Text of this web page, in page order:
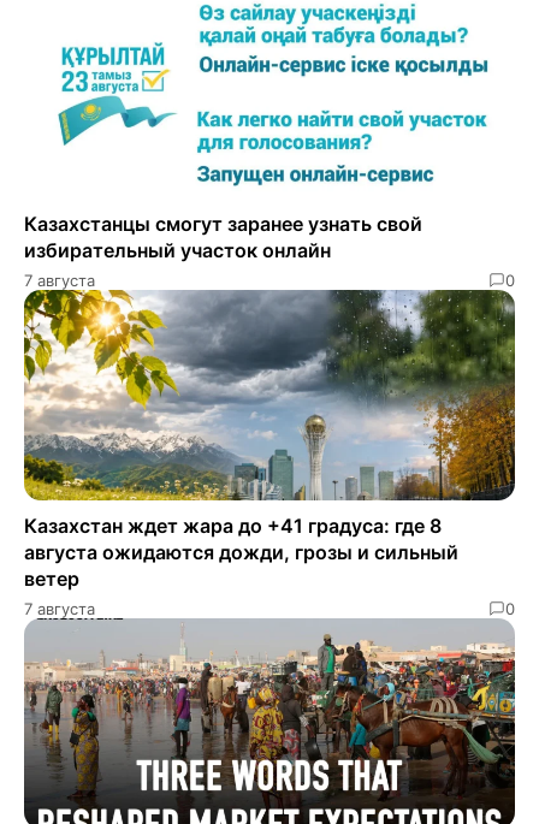
Казахстанцы смогут заранее узнать свой
избирательный участок онлайн
7 августа 0
Казахстан ждет жара до +41 градуса: где 8
августа ожидаются дожди, грозы и сильный
ветер
7 августа 0